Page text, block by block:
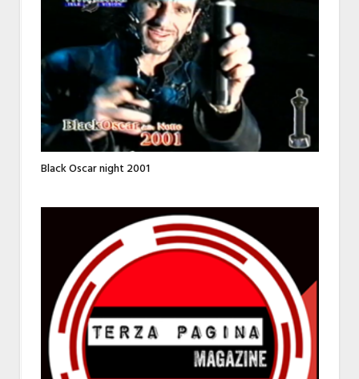
Black Oscar night 2001